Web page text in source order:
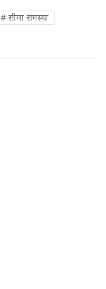
# सीमा समस्या